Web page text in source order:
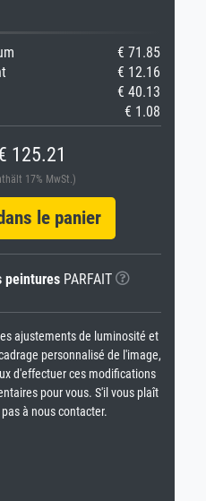
€ 71.85
€ 12.16
€ 40.13
€ 1.08
125.21
17% MwSt.)
le panier
peinturesPARFAIT
ajustements de luminosité et
personnalisé de l'image,
d'effectuer ces modifications
pour vous. S'il vous plaît
à nous contacter.